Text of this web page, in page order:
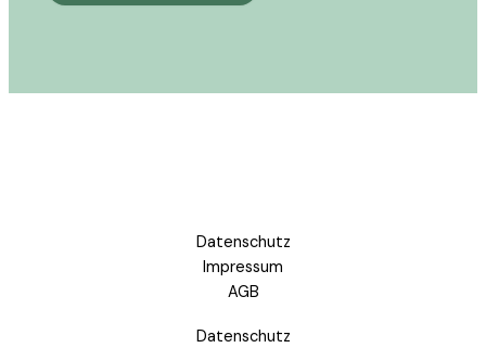
Datenschutz
Impressum
AGB
Datenschutz